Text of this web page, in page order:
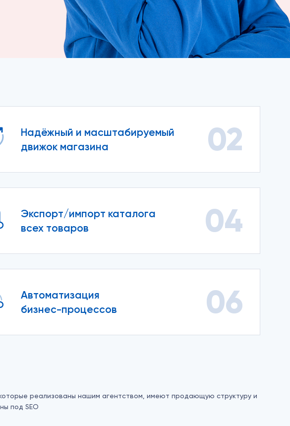
Надёжный и масштабируемый
движок магазина
02
Экспорт/импорт каталога
всех товаров
04
Автоматизация
бизнес-процессов
06
реализованы нашим агентством, имеют продающую структуру и
под SEO